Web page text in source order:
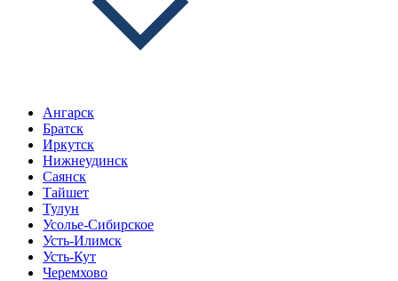
Ангарск
Братск
Иркутск
Нижнеудинск
Саянск
Тайшет
Тулун
Усолье-Сибирское
Усть-Илимск
Усть-Кут
Черемхово